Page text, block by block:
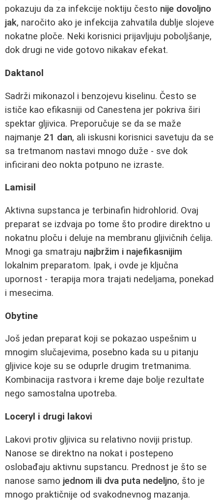
pokazuju da za infekcije noktiju često nije dovoljno
jak, naročito ako je infekcija zahvatila dublje slojeve
nokatne ploče. Neki korisnici prijavljuju poboljšanje,
dok drugi ne vide gotovo nikakav efekat.
Daktanol
Sadrži mikonazol i benzojevu kiselinu. Često se
ističe kao efikasniji od Canestena jer pokriva širi
spektar gljivica. Preporučuje se da se maže
najmanje 21 dan, ali iskusni korisnici savetuju da se
sa tretmanom nastavi mnogo duže - sve dok
inficirani deo nokta potpuno ne izraste.
Lamisil
Aktivna supstanca je terbinafin hidrohlorid. Ovaj
preparat se izdvaja po tome što prodire direktno u
nokatnu ploču i deluje na membranu gljivičnih ćelija.
Mnogi ga smatraju najbržim i najefikasnijim
lokalnim preparatom. Ipak, i ovde je ključna
upornost - terapija mora trajati nedeljama, ponekad
i mesecima.
Obytine
Još jedan preparat koji se pokazao uspešnim u
mnogim slučajevima, posebno kada su u pitanju
gljivice koje su se oduprle drugim tretmanima.
Kombinacija rastvora i kreme daje bolje rezultate
nego samostalna upotreba.
Loceryl i drugi lakovi
Lakovi protiv gljivica su relativno noviji pristup.
Nanose se direktno na nokat i postepeno
oslobađaju aktivnu supstancu. Prednost je što se
nanose samo jednom ili dva puta nedeljno, što je
mnogo praktičnije od svakodnevnog mazanja.